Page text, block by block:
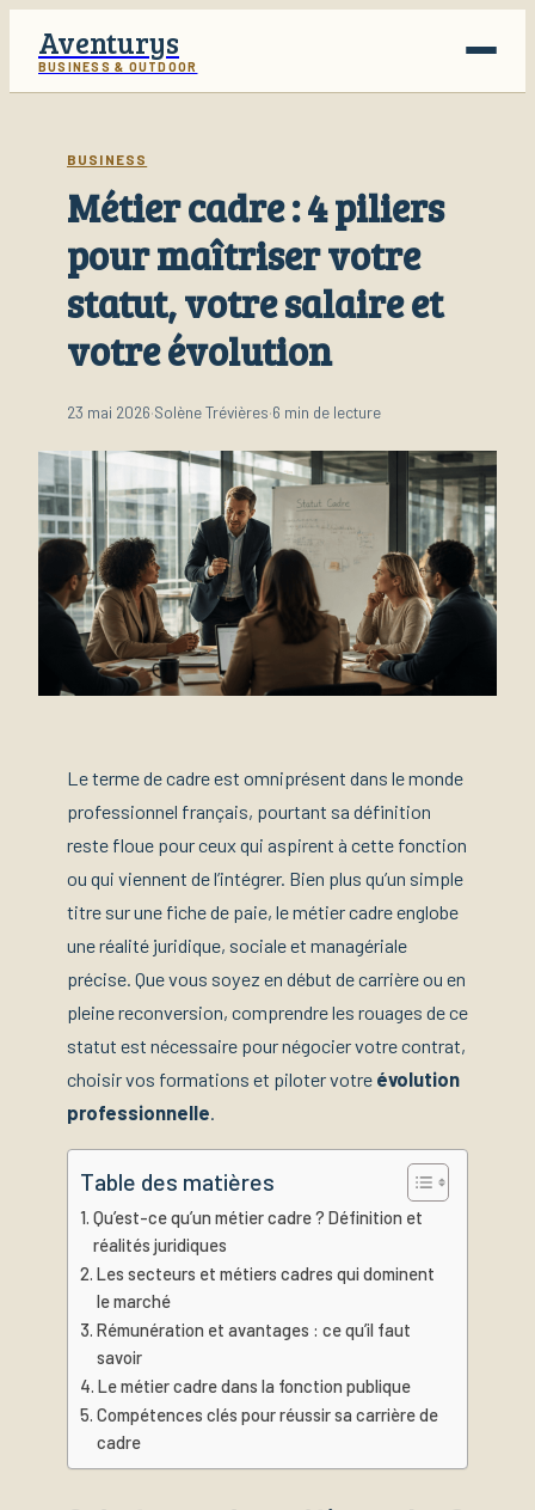
Aventurys
BUSINESS & OUTDOOR
Business
Finance
Lifestyle
BUSINESS
Métier cadre : 4 piliers
pour maîtriser votre
statut, votre salaire et
votre évolution
23 mai 2026·Solène Trévières·6 min de lecture
Le terme de cadre est omniprésent dans le monde
professionnel français, pourtant sa définition
reste floue pour ceux qui aspirent à cette fonction
ou qui viennent de l’intégrer. Bien plus qu’un simple
titre sur une fiche de paie, le métier cadre englobe
une réalité juridique, sociale et managériale
précise. Que vous soyez en début de carrière ou en
pleine reconversion, comprendre les rouages de ce
statut est nécessaire pour négocier votre contrat,
choisir vos formations et piloter votre évolution
professionnelle.
Table des matières
Qu’est-ce qu’un métier cadre ? Définition et
réalités juridiques
Les secteurs et métiers cadres qui dominent
le marché
Rémunération et avantages : ce qu’il faut
savoir
Le métier cadre dans la fonction publique
Compétences clés pour réussir sa carrière de
cadre